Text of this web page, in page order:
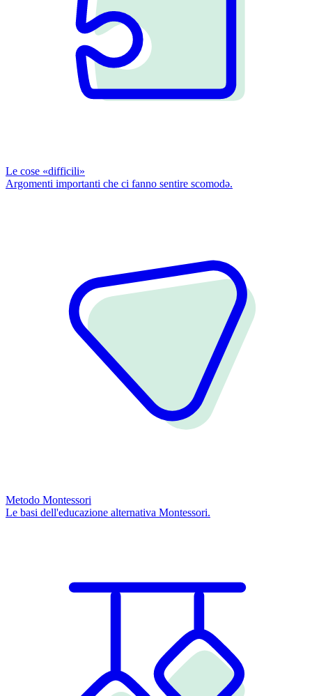
Le cose «difficili»
Argomenti importanti che ci fanno sentire scomodǝ.
Metodo Montessori
Le basi dell'educazione alternativa Montessori.